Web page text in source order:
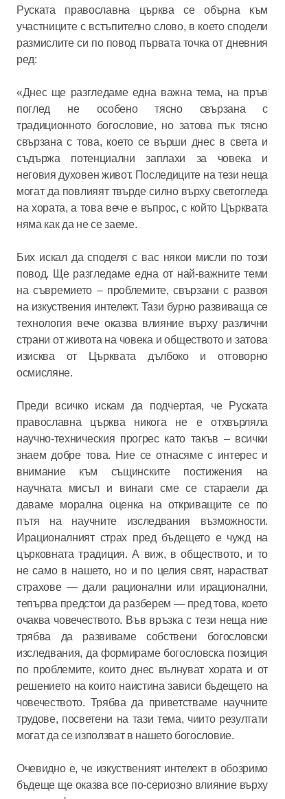
Руската православна църква се обърна към
участниците с встъпително слово, в което сподели
размислите си по повод първата точка от дневния
ред:
«Днес ще разгледаме една важна тема, на пръв
поглед не особено тясно свързана с
традиционното богословие, но затова пък тясно
свързана с това, което се върши днес в света и
съдържа потенциални заплахи за човека и
неговия духовен живот. Последиците на тези неща
могат да повлияят твърде силно върху светогледа
на хората, а това вече е въпрос, с който Църквата
няма как да не се заеме.
Бих искал да споделя с вас някои мисли по този
повод. Ще разгледаме една от най-важните теми
на съвремието – проблемите, свързани с развоя
на изкуствения интелект. Тази бурно развиваща се
технология вече оказва влияние върху различни
страни от живота на човека и обществото и затова
изисква от Църквата дълбоко и отговорно
осмисляне.
Преди всичко искам да подчертая, че Руската
православна църква никога не е отхвърляла
научно-техническия прогрес като такъв – всички
знаем добре това. Ние се отнасяме с интерес и
внимание към същинските постижения на
научната мисъл и винаги сме се стараели да
даваме морална оценка на откриващите се по
пътя на научните изследвания възможности.
Ирационалният страх пред бъдещето е чужд на
църковната традиция. А виж, в обществото, и то
не само в нашето, но и по целия свят, нарастват
страхове — дали рационални или ирационални,
тепърва предстои да разберем — пред това, което
очаква човечеството. Във връзка с тези неща ние
трябва да развиваме собствени богословски
изследвания, да формираме богословска позиция
по проблемите, които днес вълнуват хората и от
решението на които наистина зависи бъдещето на
човечеството. Трябва да приветстваме научните
трудове, посветени на тази тема, чиито резултати
могат да се използват в нашето богословие.
Очевидно е, че изкуственият интелект в обозримо
бъдеще ще оказва все по-сериозно влияние върху